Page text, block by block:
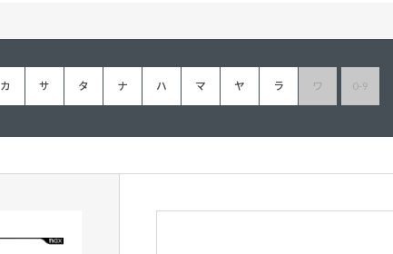
カ サ タ ナ ハ マ ヤ ラ ワ 0-9